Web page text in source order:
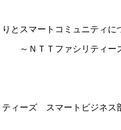
マートコミュニティにつ
ズにおけるス
ィーズ スマートビジ